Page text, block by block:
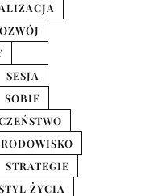
SESJA
SOBIE
STRATEGIE
ŻYCIA